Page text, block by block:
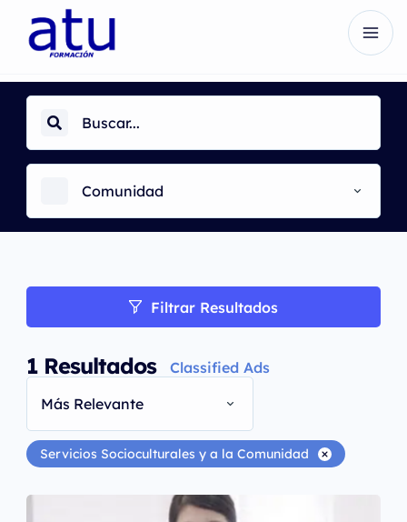
Comunidad
Filtrar Resultados
1 Resultados
Classified Ads
Más Relevante
Servicios Socioculturales y a la Comunidad